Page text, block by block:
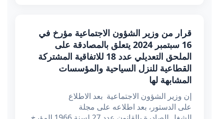
قرار من وزير الشؤون الاجتماعية مؤرخ في
16 سبتمبر 2024 يتعلق بالمصادقة على
الملحق التعديلي عدد 18 للاتفاقية المشتركة
القطاعية للنزل السياحية والمؤسسات
المشابهة لها
إن وزير الشؤون الاجتماعية بعد الاطلاع
على الدستور، بعد اطلاعه على مجلة